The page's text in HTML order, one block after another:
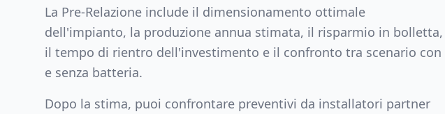
La Pre-Relazione include il dimensionamento ottimale
dell'impianto, la produzione annua stimata, il risparmio in bolletta,
il tempo di rientro dell'investimento e il confronto tra scenario con
e senza batteria.
Dopo la stima, puoi confrontare preventivi da installatori partner